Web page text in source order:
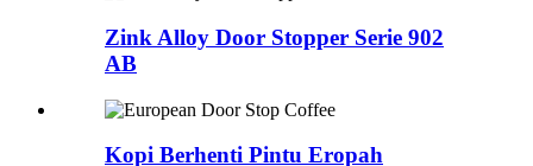
Zink Alloy Door Stopper Serie 902
AB
Kopi Berhenti Pintu Eropah